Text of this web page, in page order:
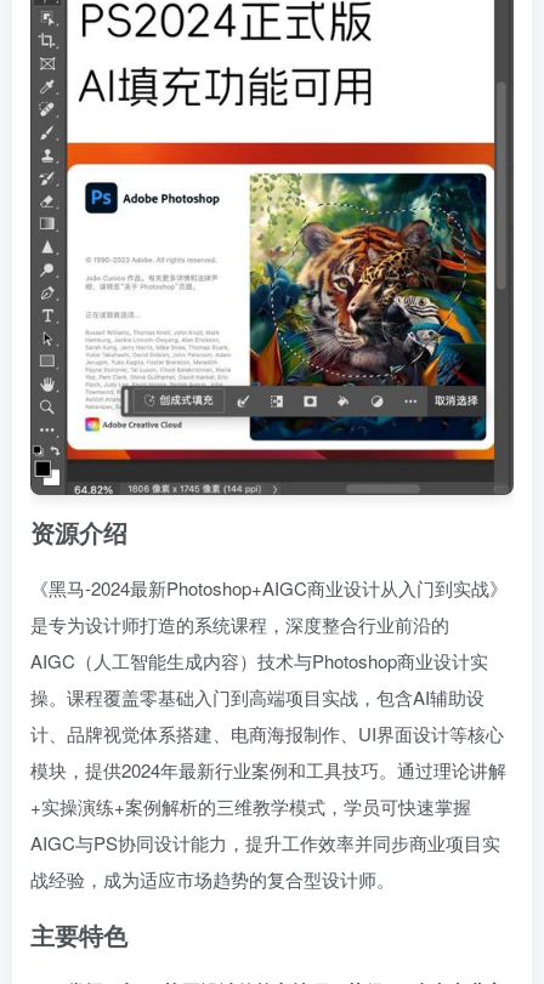
资源介绍
《黑马-2024最新Photoshop+AIGC商业设计从入门到实战》
是专为设计师打造的系统课程，深度整合行业前沿的
AIGC（人工智能生成内容）技术与Photoshop商业设计实
操。课程覆盖零基础入门到高端项目实战，包含AI辅助设
计、品牌视觉体系搭建、电商海报制作、UI界面设计等核心
模块，提供2024年最新行业案例和工具技巧。通过理论讲解
+实操演练+案例解析的三维教学模式，学员可快速掌握
AIGC与PS协同设计能力，提升工作效率并同步商业项目实
战经验，成为适应市场趋势的复合型设计师。
主要特色